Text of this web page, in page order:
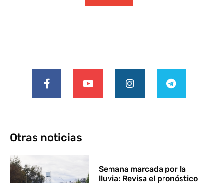
Otras noticias
Semana marcada por la
lluvia: Revisa el pronóstico